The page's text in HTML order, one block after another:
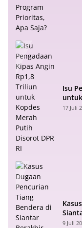
Isu
RI
17 Juli
9 Juli